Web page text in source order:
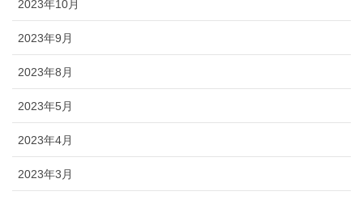
2023年10月
2023年9月
2023年8月
2023年5月
2023年4月
2023年3月